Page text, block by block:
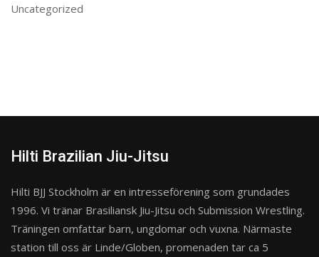
Uncategorized
Hilti Brazilian Jiu-Jitsu
Hilti BJJ Stockholm är en intresseförening som grundades
1996. Vi tränar Brasiliansk Jiu-Jitsu och Submission Wrestling.
Träningen omfattar barn, ungdomar och vuxna. Närmaste
station till oss är Linde/Globen, promenaden tar ca 5